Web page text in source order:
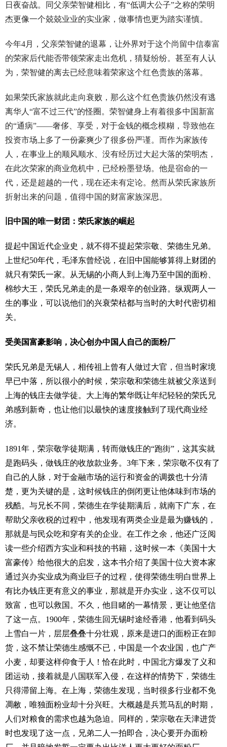
日夜奋战。同父亲荣智健相比，有“低调大公子”之称的荣明
杰更像一个兢兢业业的实业家，做事情也更为踏实谨慎。
今年4月，父亲荣智健的退幕，让外界对于这个尚留中信泰富
的荣家后代能否带领荣家走出危机，猜疑纷纷。甚至有人认
为，荣智健的离去已经意味着荣家这个红色贵族的落幕。
如果荣氏家族就此走向衰败，那么这个红色贵族仍然没有逃
离华人“富不过三代”的怪圈。荣智健身上有着很多中国新富
的“通病”——奢侈、享受，对于金钱的概念模糊，导致他在
投资市场上多了一份豪爽少了很多份严谨。而作为家族传
人，在事业上的顺风顺水、没有经历过大起大落的荣明杰，
在此次荣家的商业危机中，已经粉墨登场。他是宿命的一
代，还是超越的一代，现在还未有定论。然而从荣氏家族所
折射出来的问题，值得中国的财富家族深思。
旧中国的唯一财团：荣氏家族的崛起
提起中国近代企业史，就不得不提起荣宗敬、荣德生兄弟。
上世纪50年代，毛泽东曾经说，在旧中国能够算得上财团的
就只有荣氏一家。从无锡的小商人到上海乃至中国的面粉、
棉纱大王，荣氏兄弟走的是一条艰辛的创业路。纵观两人一
生的事业，可以说他们的兴衰荣枯都与当时的大时代密切相
关。
受美国富豪影响，决心创办中国人自己的面粉厂
荣氏兄弟是无锡人，相传祖上曾有人做过大官，但当时家境
早已中落，所以很小的时候，荣宗敬和荣德生就被父亲送到
上海的钱庄去做学徒。大上海的繁华既让年纪轻轻的荣氏兄
弟感到新奇，也让他们以最快的速度接触到了现代商业经
济。
1891年，荣宗敬学徒期满，转而做钱庄的“跑街”，这其实就
是跑码头，做钱庄的收放款业务。3年下来，荣宗敬不仅有了
自己的人脉，对于金融市场的运行和资金的调拨也十分清
楚，更为关键的是，这时候钱庄的倒闭更让他体味到市场的
残酷。与兄长不同，荣德生在学徒期满后，就南下广东，在
帮助父亲收税的过程中，他发现有两类企业是最为赚钱的，
那就是与民众吃和穿有关的企业。在工作之余，他还广泛阅
读一些介绍西方实业和科技的书籍，这时候一本《美国十大
富豪传》给他很大的启发，这本书介绍了美国十位大资本家
通过兴办实业成为商业巨子的过程，使得荣德生明白世界上
有比办钱庄更有意义的事业，那就是开办实业，这不仅可以
致富，也可以救国。不久，他目睹的一幕情景，更让他坚信
了这一点。1900年，荣德生回无锡时途经香港，他看到码头
上雪白一片，层层叠叠十分壮观，原来是进口的面粉正在卸
货，这不禁让荣德生感慨不已，中国是一个农业国，也广产
小麦，却要这样仰食于人！恰在此时，中国北方爆发了义和
团运动，接着就是八国联军入侵，在这样的情势下，荣德生
只得滞留上海。在上海，荣德生发现，当时很多行业都不免
凋敝，唯独面粉业却十分兴旺。大概越是兵荒马乱的时期，
人们对粮食的需求也越为急迫。同样的，荣宗敬在天津进货
时也发现了这一点，兄弟二人一拍即合，决心要开办面粉